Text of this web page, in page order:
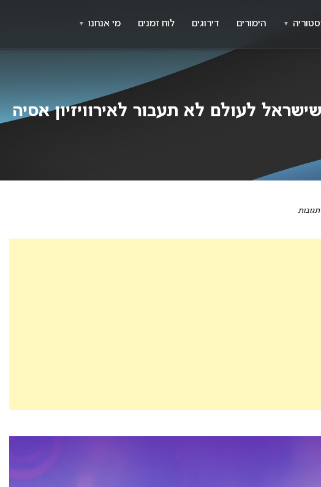
לעולם לא תעבור לאירוויזיון אסיה
תגובות
▼ הימורים דירוגים לוח זמנים מי אנחנו ▼